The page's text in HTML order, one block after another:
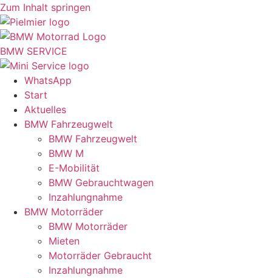
Zum Inhalt springen
BMW SERVICE
WhatsApp
Start
Aktuelles
BMW Fahrzeugwelt
BMW Fahrzeugwelt
BMW M
E-Mobilität
BMW Gebrauchtwagen
Inzahlungnahme
BMW Motorräder
BMW Motorräder
Mieten
Motorräder Gebraucht
Inzahlungnahme